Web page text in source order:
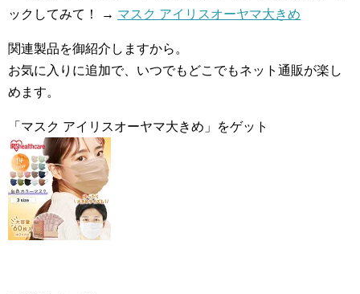
ックしてみて！ → マスク アイリスオーヤマ大きめ
関連製品を御紹介しますから。
お気に入りに追加で、いつでもどこでもネット通販が楽し
めます。
「マスク アイリスオーヤマ大きめ」をゲット